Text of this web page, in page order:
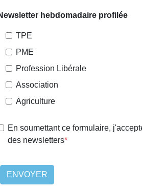
hebdomadaire profilée
TPE
PME
Profession Libérale
Association
Agriculture
En soumettant ce formulaire,
des newsletters
ENVOYER